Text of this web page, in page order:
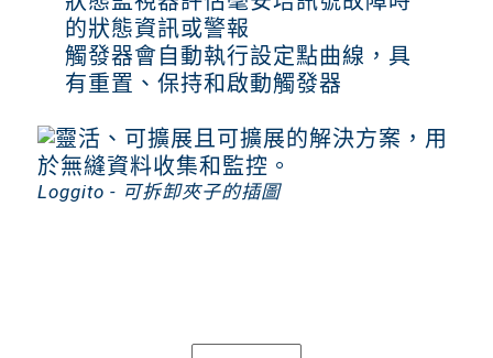
的狀態資訊或警報
觸發器會自動執行設定點曲線，具
有重置、保持和啟動觸發器
Loggito - 可拆卸夾子的插圖